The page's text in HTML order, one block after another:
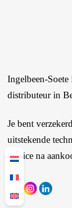
Ingelbeen-
distributeur in
Je bent
uitstekende
service na